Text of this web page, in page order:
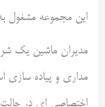
این مجموعه مشغول
مدیران ماشین یک
مداری و پیاده سازی